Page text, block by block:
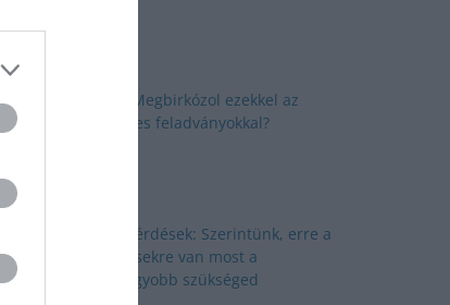
Kvíz: Megbirkózol ezekkel az
érdekes feladványokkal?
Kvíz kérdések: Szerintünk, erre a
kérdésekre van most a
legnagyobb szükséged